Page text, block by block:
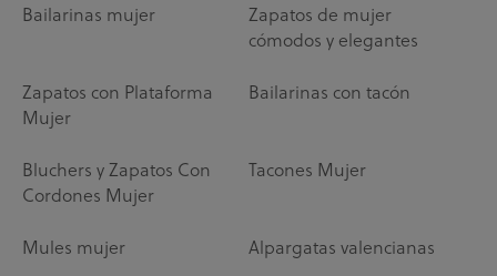
Bailarinas mujer
Zapatos de mujer
cómodos y elegantes
Zapatos con Plataforma
Mujer
Bailarinas con tacón
Bluchers y Zapatos Con
Cordones Mujer
Tacones Mujer
Mules mujer Alpargatas valencianas